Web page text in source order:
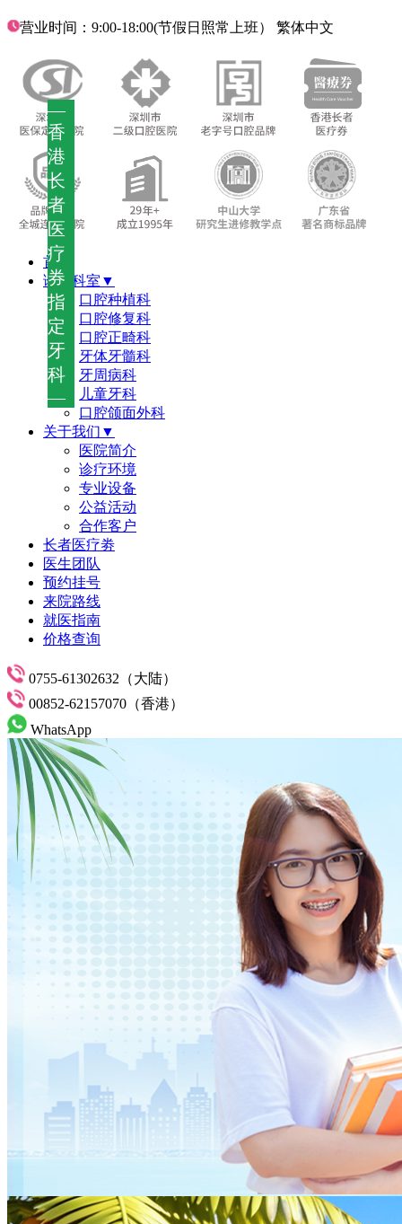
—
香
港
长
者
医
疗
券
指
定
牙
科
—
营业时间：9:00-18:00(节假日照常上班） 繁体中文
首页
诊疗科室▼
口腔种植科
口腔修复科
口腔正畸科
牙体牙髓科
牙周病科
儿童牙科
口腔颌面外科
关于我们▼
医院简介
诊疗环境
专业设备
公益活动
合作客户
长者医疗劵
医生团队
预约挂号
来院路线
就医指南
价格查询
0755-61302632（大陆）
00852-62157070（香港）
WhatsApp